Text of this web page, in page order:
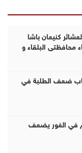
كنيعان باشا
محافظتي البلقاء و
ضعف الطلبة في
3500 دونم في الغور يضعف